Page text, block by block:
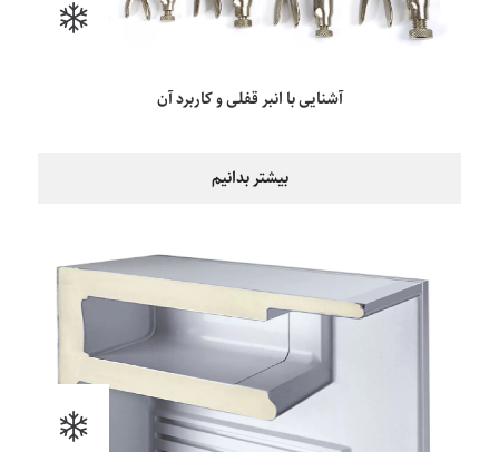
آشنایی با انبر قفلی و کاربرد آن
بیشتر بدانیم